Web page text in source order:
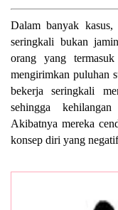
Dalam banyak
seringkali bukan
orang yang
mengirimkan puluhan
bekerja seringkali
sehingga
Akibatnya mereka
konsep diri yang